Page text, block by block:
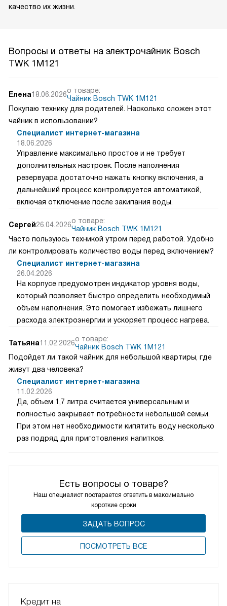
качество их жизни.
Вопросы и ответы на электрочайник Bosch
TWK 1M121
Есть вопросы о товаре?
Наш специалист постарается ответить в максимально
короткие сроки
ЗАДАТЬ ВОПРОС
ПОCМОТРЕТЬ ВСЕ
Елена18.06.2026о товаре:
Чайник Bosch TWK 1M121
Покупаю технику для родителей. Насколько сложен этот
чайник в использовании?
Специалист интернет-магазина
18.06.2026
Управление максимально простое и не требует
дополнительных настроек. После наполнения
резервуара достаточно нажать кнопку включения, а
дальнейший процесс контролируется автоматикой,
включая отключение после закипания воды.
Сергей26.04.2026о товаре:
Чайник Bosch TWK 1M121
Часто пользуюсь техникой утром перед работой. Удобно
ли контролировать количество воды перед включением?
Специалист интернет-магазина
26.04.2026
На корпусе предусмотрен индикатор уровня воды,
который позволяет быстро определить необходимый
объем наполнения. Это помогает избежать лишнего
расхода электроэнергии и ускоряет процесс нагрева.
Татьяна11.02.2026о товаре:
Чайник Bosch TWK 1M121
Подойдет ли такой чайник для небольшой квартиры, где
живут два человека?
Специалист интернет-магазина
11.02.2026
Да, объем 1,7 литра считается универсальным и
полностью закрывает потребности небольшой семьи.
При этом нет необходимости кипятить воду несколько
раз подряд для приготовления напитков.
Кредит на